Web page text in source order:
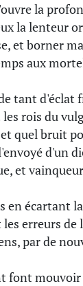
la
la lenteur
et borner
aux
tant d'éclat
rois du
quel bruit
d'un
et
en écartant
erreurs de
par de
font mouvoir